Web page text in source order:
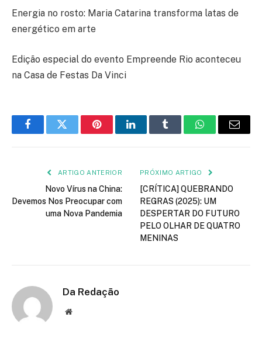
Energia no rosto: Maria Catarina transforma latas de
energético em arte
Edição especial do evento Empreende Rio aconteceu
na Casa de Festas Da Vinci
FacebookTwitter PinterestLinkedInTumblr WhatsApp
E-
ARTIGO ANTERIOR
Novo Vírus na China:
Devemos Nos Preocupar com
uma Nova Pandemia
PRÓXIMO ARTIGO
[CRÍTICA] QUEBRANDO
REGRAS (2025): UM
DESPERTAR DO FUTURO
PELO OLHAR DE QUATRO
MENINAS
Da Redação
Site